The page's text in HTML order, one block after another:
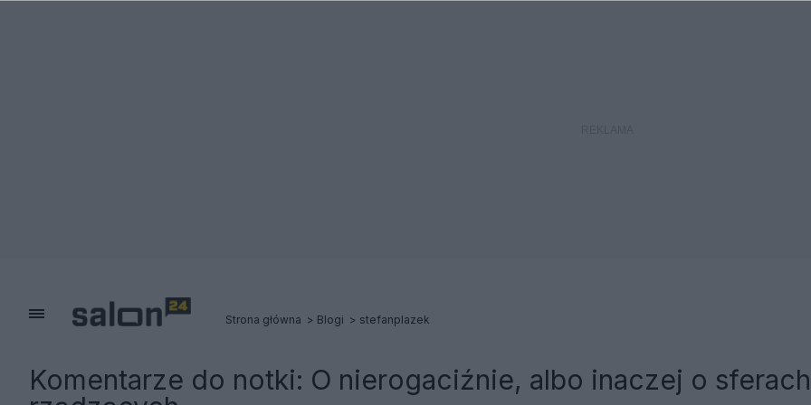
Strona główna Blogi stefanplazek
Komentarze do notki: O nierogaciźnie, albo inaczej o sferach